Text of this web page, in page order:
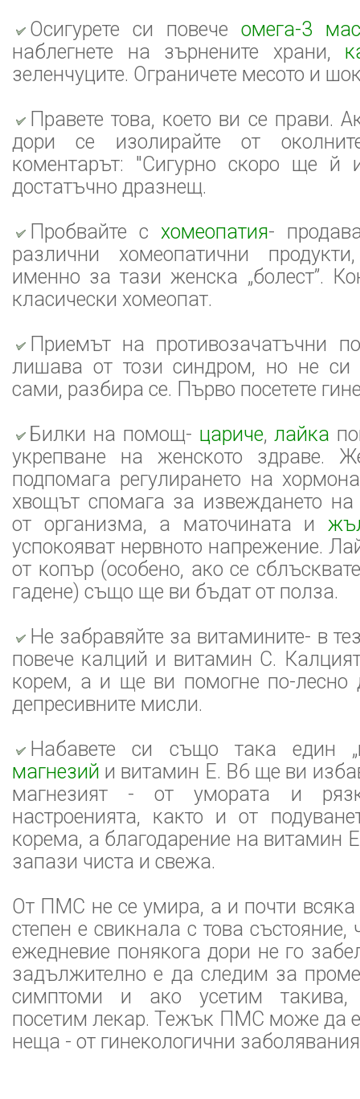
Осигурете си повече омега-3
наблегнете на зърнените храни,
зеленчуците. Ограничете месото и
Правете това, което ви се прави.
дори се изолирайте от
коментарът: "Сигурно скоро ще й
достатъчно дразнещ.
Пробвайте с хомеопатия-
различни хомеопатични
именно за тази женска „болест”.
класически хомеопат.
Приемът на противозачатъчни
лишава от този синдром, но не си
сами, разбира се. Първо посетете
Билки на помощ- цариче,лайка
укрепване на женското здраве.
подпомага регулирането на
хвощът спомага за извеждането
от организма, а маточината и
успокояват нервното напрежение.
от копър (особено, ако се
гадене) също ще ви бъдат от полза.
Не забравяйте за витамините- в
повече калций и витамин C.
корем, а и ще ви помогне по-лесно
депресивните мисли.
Набавете си също така един
магнезий и витамин Е. B6 ще ви
магнезият - от умората и
настроенията, както и от
корема, а благодарение на витамин
запази чиста и свежа.
От ПМС не се умира, а и почти всяка
степен е свикнала с това състояние,
ежедневие понякога дори не го
задължително е да следим за
симптоми и ако усетим такива,
посетим лекар. Тежък ПМС може да
неща - от гинекологични